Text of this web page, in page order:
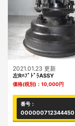
2021.01.23 更新
左RﾊﾌﾞﾄﾞﾗASSY
価格(税別)： 10,000円
番号：
000000712344450